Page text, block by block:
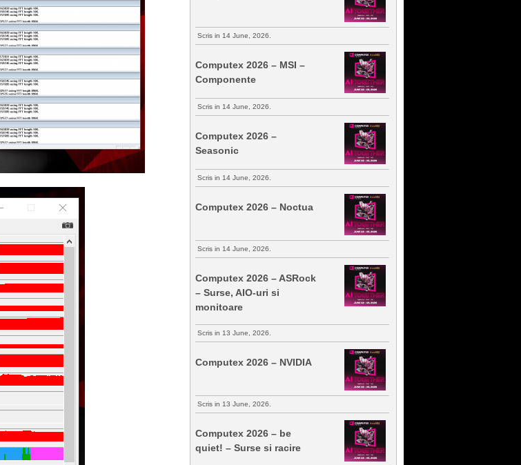
Scris in 14 June, 2026.
Computex 2026 – MSI –
Componente
Scris in 14 June, 2026.
Computex 2026 –
Seasonic
Scris in 14 June, 2026.
Computex 2026 – Noctua
Scris in 14 June, 2026.
Computex 2026 – ASRock
– Surse, AIO-uri si
monitoare
Scris in 13 June, 2026.
Computex 2026 – NVIDIA
Scris in 13 June, 2026.
Computex 2026 – be
quiet! – Surse si racire